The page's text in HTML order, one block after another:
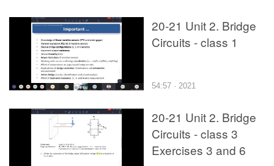
20-21 Unit 2. Bridge
Circuits - class 1
54:57 · 2021
20-21 Unit 2. Bridge
Circuits - class 3
Exercises 3 and 6